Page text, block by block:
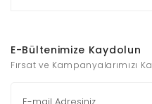
E-Bültenimize Kaydolun
Fırsat ve Kampanyalarımızı